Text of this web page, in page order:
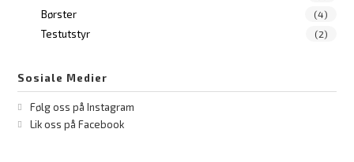
Børster (4)
Testutstyr (2)
Sosiale Medier
Følg oss på Instagram
Lik oss på Facebook